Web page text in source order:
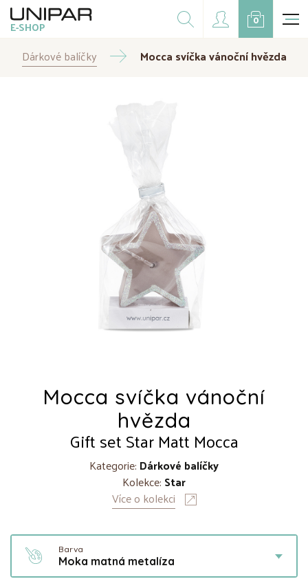
E-SHOP
Dárkové balíčky
Doplňky
CZK EUR
0
Dárkové balíčky Mocca svíčka vánoční hvězda
Mocca svíčka vánoční
hvězda
Gift set Star Matt Mocca
Kategorie: Dárkové balíčky
Kolekce: Star
Více o kolekci
Barva
Moka matná metalíza